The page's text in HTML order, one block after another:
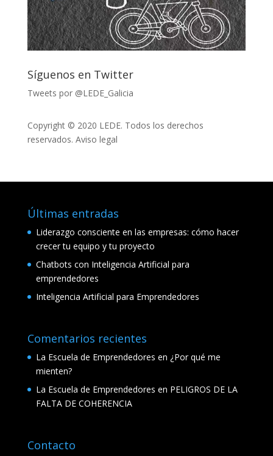
Síguenos en Twitter
Tweets por @LEDE_Galicia
Copyright © 2020 LEDE. Todos los derechos
reservados. Aviso legal
Últimas entradas
Liderazgo consciente en las empresas: cómo hacer
crecer tu equipo y tu proyecto
Chatbots con Inteligencia Artificial para
emprendedores
Inteligencia Artificial para Emprendedores
Comentarios recientes
La Escuela de Emprendedores en ¿Por qué me
mienten?
La Escuela de Emprendedores en PELIGROS DE LA
FALTA DE COHERENCIA
Contacto